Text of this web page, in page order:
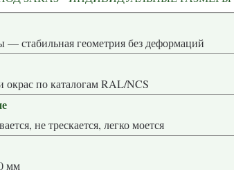
сосны — стабильная геометрия
окрас по каталогам RAL/NCS
не трескается, легко моется
мм